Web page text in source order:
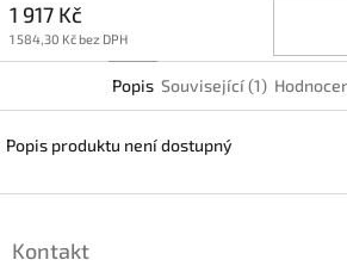
1 917 Kč
1 584,30 Kč bez DPH
Popis Související (1)
Popis produktu není dostupný
Kontakt